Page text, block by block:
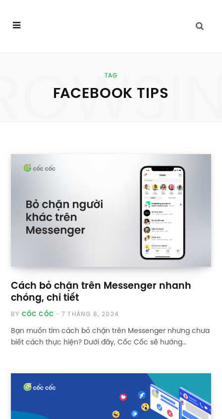
TAG
FACEBOOK TIPS
Cách bỏ chặn trên Messenger nhanh
chóng, chi tiết
BY CỐC CỐC 7 THÁNG 8, 2024
Bạn muốn tìm cách bỏ chặn trên Messenger nhưng chưa
biết cách thực hiện? Dưới đây, Cốc Cốc sẽ hướng…